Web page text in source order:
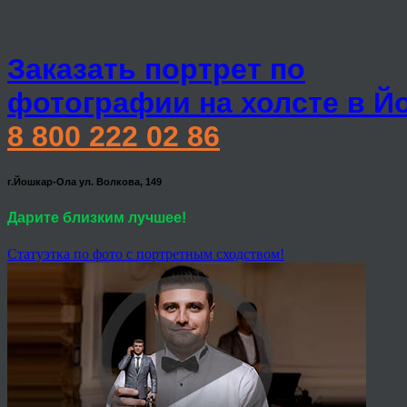
Заказать портрет по
фотографии на холсте в
8 800 222 02 86
г.Йошкар-Ола ул. Волкова, 149
Дарите близким лучшее!
Статуэтка по фото с портретным сходством!